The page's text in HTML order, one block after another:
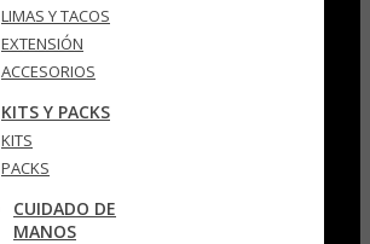
LIMAS Y TACOS
EXTENSIÓN
ACCESORIOS
KITS Y PACKS
KITS
PACKS
CUIDADO DE
MANOS